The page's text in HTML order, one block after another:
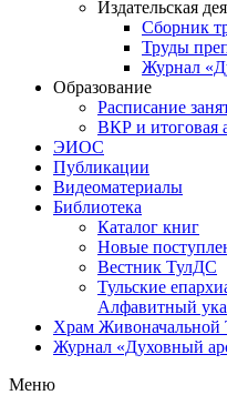
Издательская
Сборник
Труды
Журнал
Образование
Расписание
ВКР и итоговая
ЭИОС
Публикации
Видеоматериалы
Библиотека
Каталог книг
Новые
Вестник ТулДС
Тульские
Алфавитный
Храм Живоначальной
Журнал «Духовный
Меню